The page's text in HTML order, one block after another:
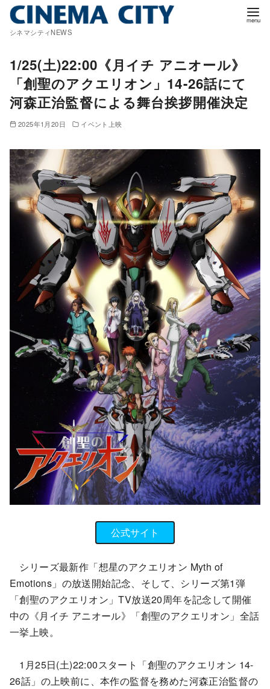
シネマシティNEWS
1/25(土)22:00《月イチ アニオール》
「創聖のアクエリオン」14-26話にて
河森正治監督による舞台挨拶開催決定
2025年1月20日 イベント上映
公式サイト
シリーズ最新作「想星のアクエリオン Myth of
Emotions」の放送開始記念、そして、シリーズ第1弾
「創聖のアクエリオン」TV放送20周年を記念して開催
中の《月イチ アニオール》「創聖のアクエリオン」全話
一挙上映。
1月25日(土)22:00スタート「創聖のアクエリオン 14-
26話」の上映前に、本作の監督を務めた河森正治監督の